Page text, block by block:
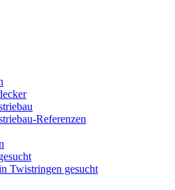
Referenzen
Twistringen gesucht